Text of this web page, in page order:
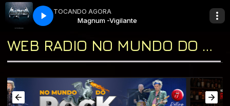
Rock com Tio Slash Classicos do Mundo do Rock com Tio Slash
TOCANDO AGORA
Magnum -Vigilante
WEB RADIO NO MUNDO DO ROCK "A CASA DO CLASSIC ROCK & DO BLUES"